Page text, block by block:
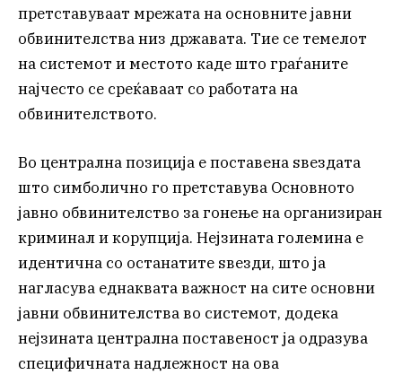
претставуваат мрежата на основните јавни
обвинителства низ државата. Тие се темелот
на системот и местото каде што граѓаните
најчесто се среќаваат со работата на
обвинителството.
Во централна позиција е поставена ѕвездата
што симболично го претставува Основното
јавно обвинителство за гонење на организиран
криминал и корупција. Нејзината големина е
идентична со останатите ѕвезди, што ја
нагласува еднаквата важност на сите основни
јавни обвинителства во системот, додека
нејзината централна поставеност ја одразува
специфичната надлежност на ова